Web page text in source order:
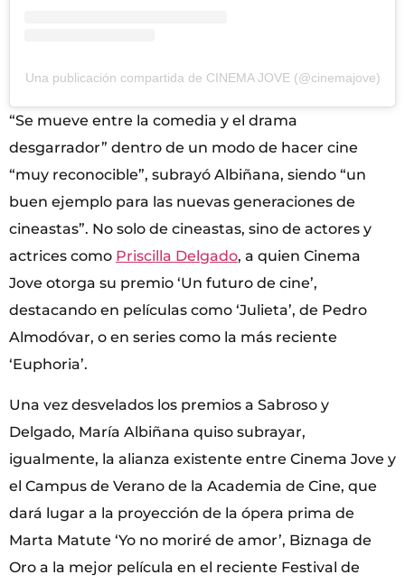
Una publicación compartida de CINEMA JOVE (@cinemajove)
“Se mueve entre la comedia y el drama
desgarrador” dentro de un modo de hacer cine
“muy reconocible”, subrayó Albiñana, siendo “un
buen ejemplo para las nuevas generaciones de
cineastas”. No solo de cineastas, sino de actores y
actrices como Priscilla Delgado, a quien Cinema
Jove otorga su premio ‘Un futuro de cine’,
destacando en películas como ‘Julieta’, de Pedro
Almodóvar, o en series como la más reciente
‘Euphoria’.
Una vez desvelados los premios a Sabroso y
Delgado, María Albiñana quiso subrayar,
igualmente, la alianza existente entre Cinema Jove y
el Campus de Verano de la Academia de Cine, que
dará lugar a la proyección de la ópera prima de
Marta Matute ‘Yo no moriré de amor’, Biznaga de
Oro a la mejor película en el reciente Festival de